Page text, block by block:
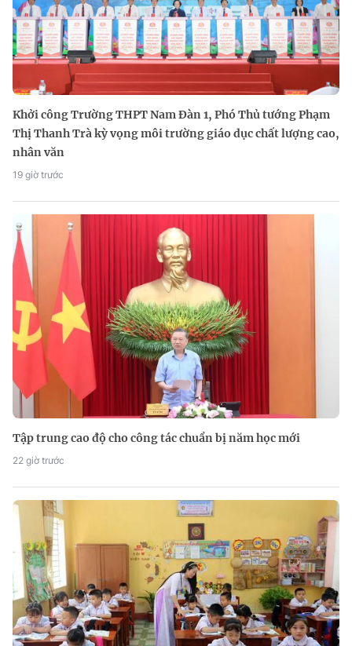
Khởi công Trường THPT Nam Đàn 1, Phó Thủ tướng Phạm
Thị Thanh Trà kỳ vọng môi trường giáo dục chất lượng cao,
nhân văn
19 giờ trước
Tập trung cao độ cho công tác chuẩn bị năm học mới
22 giờ trước